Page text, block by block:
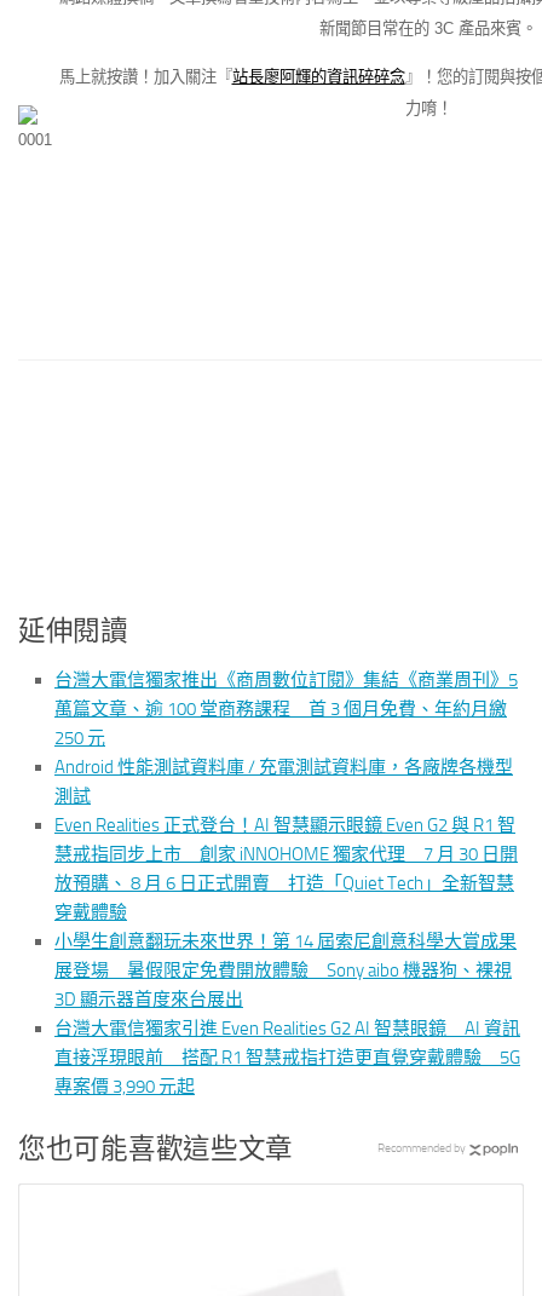
新聞節目常在的 3C 產品來賓。
馬上就按讚！加入關注『站長廖阿輝的資訊碎碎念』！您的訂閱與按
力唷！
延伸閱讀
台灣大電信獨家推出《商周數位訂閱》集結《商業周刊》5
萬篇文章、逾 100 堂商務課程 首 3 個月免費、年約月繳
250 元
Android 性能測試資料庫 / 充電測試資料庫，各廠牌各機型
測試
Even Realities 正式登台！AI 智慧顯示眼鏡 Even G2 與 R1 智
慧戒指同步上市 創家 iNNOHOME 獨家代理 7 月 30 日開
放預購、 8 月 6 日正式開賣 打造「Quiet Tech」全新智慧
穿戴體驗
小學生創意翻玩未來世界！第 14 屆索尼創意科學大賞成果
展登場 暑假限定免費開放體驗 Sony aibo 機器狗、裸視
3D 顯示器首度來台展出
台灣大電信獨家引進 Even Realities G2 AI 智慧眼鏡 AI 資訊
直接浮現眼前 搭配 R1 智慧戒指打造更直覺穿戴體驗 5G
專案價 3,990 元起
您也可能喜歡這些文章 Recommended by